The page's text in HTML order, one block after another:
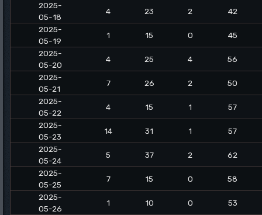
2025-
05-18
4 23 2
42
2025-
05-19
1 15 0
45
2025-
05-20
4 25 4
56
2025-
05-21
7 26 2
50
2025-
05-22
4 15 1
57
2025-
05-23
14 31 1
57
2025-
05-24
5 37 2
62
2025-
05-25
7 15 0
58
2025-
05-26
1 10 0
53